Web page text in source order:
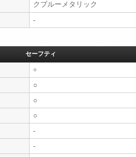
クブルーメタリック
-
セーフティ
○
○
○
○
-
-